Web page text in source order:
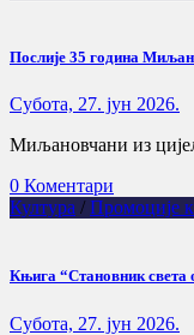
Послије 35 година
Субота, 27. јун 2026.
Миљановчани из
0 Коментари
Култура / Промоције
Књига “Становник света
Субота, 27. јун 2026.